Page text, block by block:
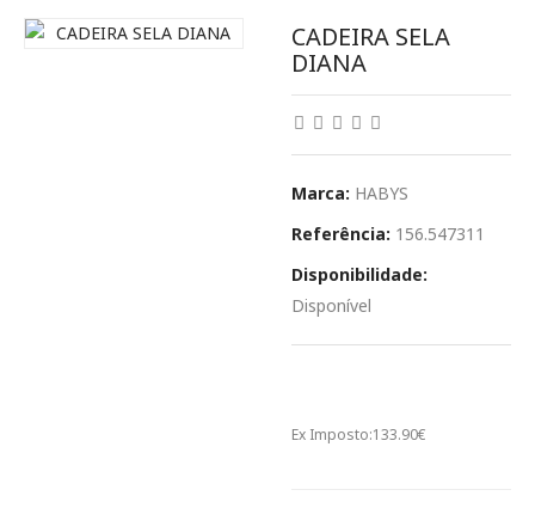
CADEIRA SELA
DIANA
Marca: HABYS
Referência: 156.547311
Disponibilidade:
Disponível
Ex Imposto:133.90€